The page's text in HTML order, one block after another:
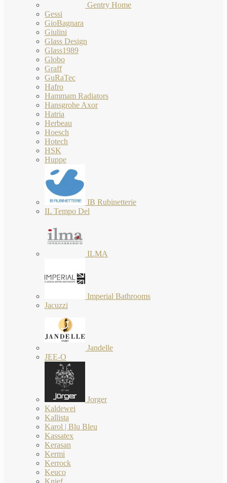
Gentry Home
Gessi
GioBagnara
Giulini
Glass Design
Glass1989
Globo
Graff
GuRaTec
Hafro
Hammam Radiators
Hansgrohe Axor
Hatria
Herbeau
Hoesch
Hotech
HSK
Huppe
IB Rubinetterie
IL Tempo Del
ILMA
Imperial Bathrooms
Jacuzzi
Jandelle
JEE-O
Jorger
Kaldewei
Kallista
Karol | Blu Bleu
Kassatex
Kerasan
Kermi
Kerrock
Keuco